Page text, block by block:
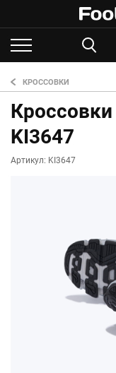
КРОССОВКИ
KI3647
Артикул: KI3647